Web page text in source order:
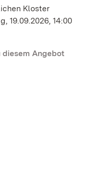
Kloster
19.09.2026, 14:00
diesem Angebot